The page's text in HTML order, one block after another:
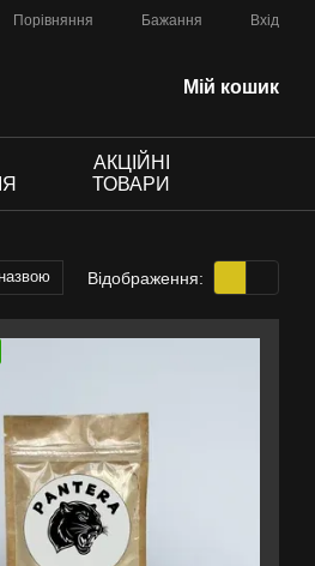
Порівняння Бажання Вхід
Мій кошик
АКЦІЙНІ
ТОВАРИ
Відображення: